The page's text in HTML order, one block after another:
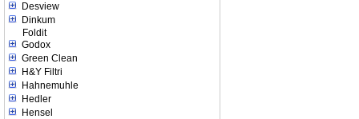
Desview
Dinkum
Foldit
Godox
Green Clean
H&Y Filtri
Hahnemuhle
Hedler
Hensel